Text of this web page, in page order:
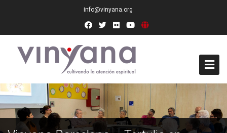
info@vinyana.org
Acceso
Conócenos